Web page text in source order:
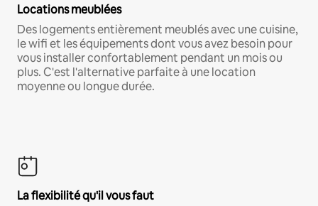
Locations meublées
Des logements entièrement meublés avec une cuisine,
le wifi et les équipements dont vous avez besoin pour
vous installer confortablement pendant un mois ou
plus. C'est l'alternative parfaite à une location
moyenne ou longue durée.
La flexibilité qu'il vous faut